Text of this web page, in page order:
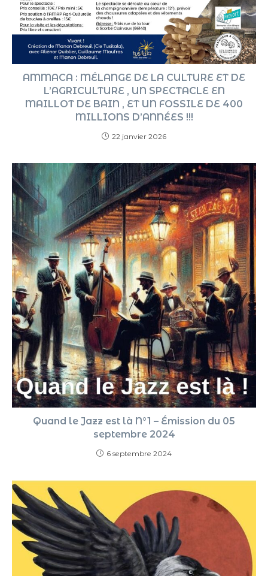
AMMACA : MÉLANGE DE LA CULTURE ET DE
L’AGRICULTURE , UN SPECTACLE EN
MAILLOT DE BAIN , ET UN FOSSILE DE 400
MILLIONS D’ANNÉES !!!
22 janvier 2026
Quand le Jazz est là N°1 – Émission du 05
septembre 2024
6 septembre 2024